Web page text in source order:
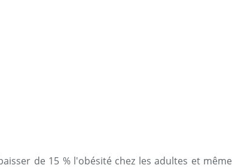
de 15 % l'obésité chez les adultes et même